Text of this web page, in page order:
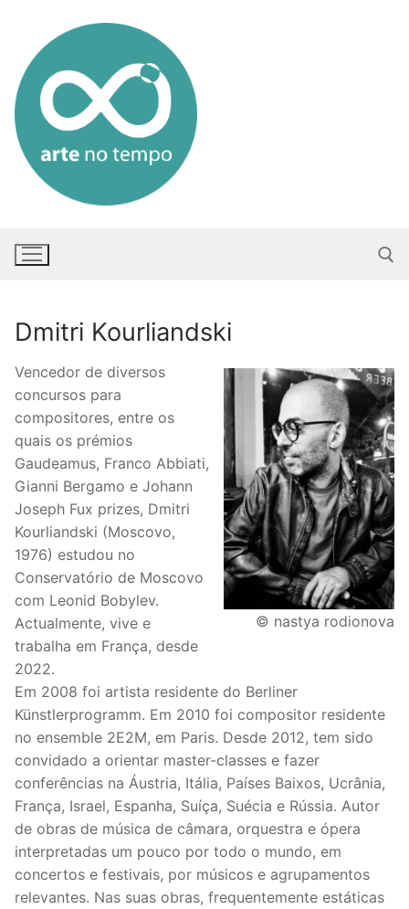
conteúdo
Dmitri Kourliandski
© nastya rodionova
Vencedor de diversos
concursos para
compositores, entre os
quais os prémios
Gaudeamus, Franco Abbiati,
Gianni Bergamo e Johann
Joseph Fux prizes, Dmitri
Kourliandski (Moscovo,
1976) estudou no
Conservatório de Moscovo
com Leonid Bobylev.
Actualmente, vive e
trabalha em França, desde
2022.
Em 2008 foi artista residente do Berliner
Künstlerprogramm. Em 2010 foi compositor residente
no ensemble 2E2M, em Paris. Desde 2012, tem sido
convidado a orientar master-classes e fazer
conferências na Áustria, Itália, Países Baixos, Ucrânia,
França, Israel, Espanha, Suíça, Suécia e Rússia. Autor
de obras de música de câmara, orquestra e ópera
interpretadas um pouco por todo o mundo, em
concertos e festivais, por músicos e agrupamentos
relevantes. Nas suas obras, frequentemente estáticas